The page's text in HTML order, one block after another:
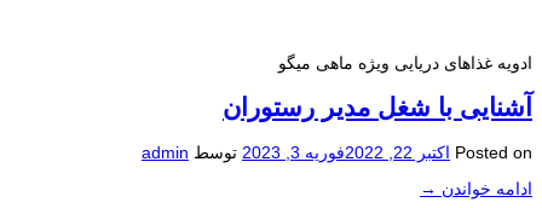
ادویه غذاهای دریایی ویژه ماهی میگو
آشنایی با شغل مدیر رستوران
Posted on اکتبر 22, 2022 فوریه 3, 2023 توسط admin
ادامه خواندن →